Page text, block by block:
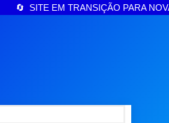
🔄 SITE EM TRANSIÇÃO PARA